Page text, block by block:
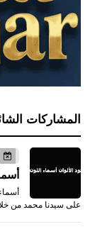
المشاركات
على سيدنا محمد من